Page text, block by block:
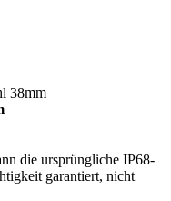
die ursprüngliche IP68-
garantiert, nicht